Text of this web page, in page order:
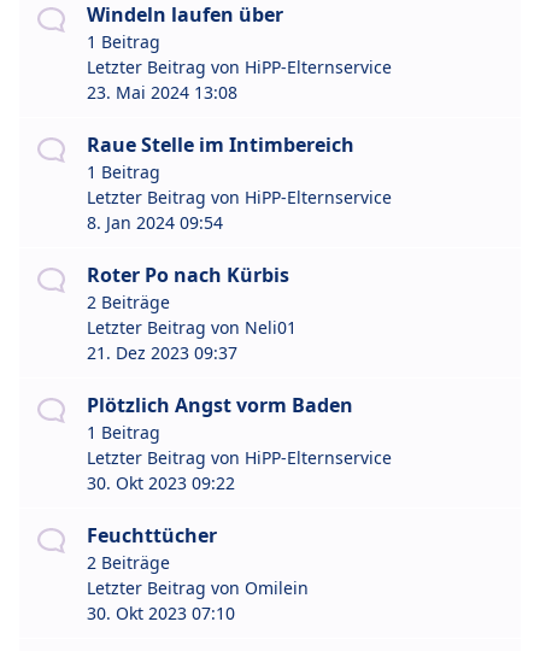
Windeln laufen über
1 Beitrag
Letzter Beitrag von HiPP-Elternservice
23. Mai 2024 13:08
Raue Stelle im Intimbereich
1 Beitrag
Letzter Beitrag von HiPP-Elternservice
8. Jan 2024 09:54
Roter Po nach Kürbis
2 Beiträge
Letzter Beitrag von Neli01
21. Dez 2023 09:37
Plötzlich Angst vorm Baden
1 Beitrag
Letzter Beitrag von HiPP-Elternservice
30. Okt 2023 09:22
Feuchttücher
2 Beiträge
Letzter Beitrag von Omilein
30. Okt 2023 07:10